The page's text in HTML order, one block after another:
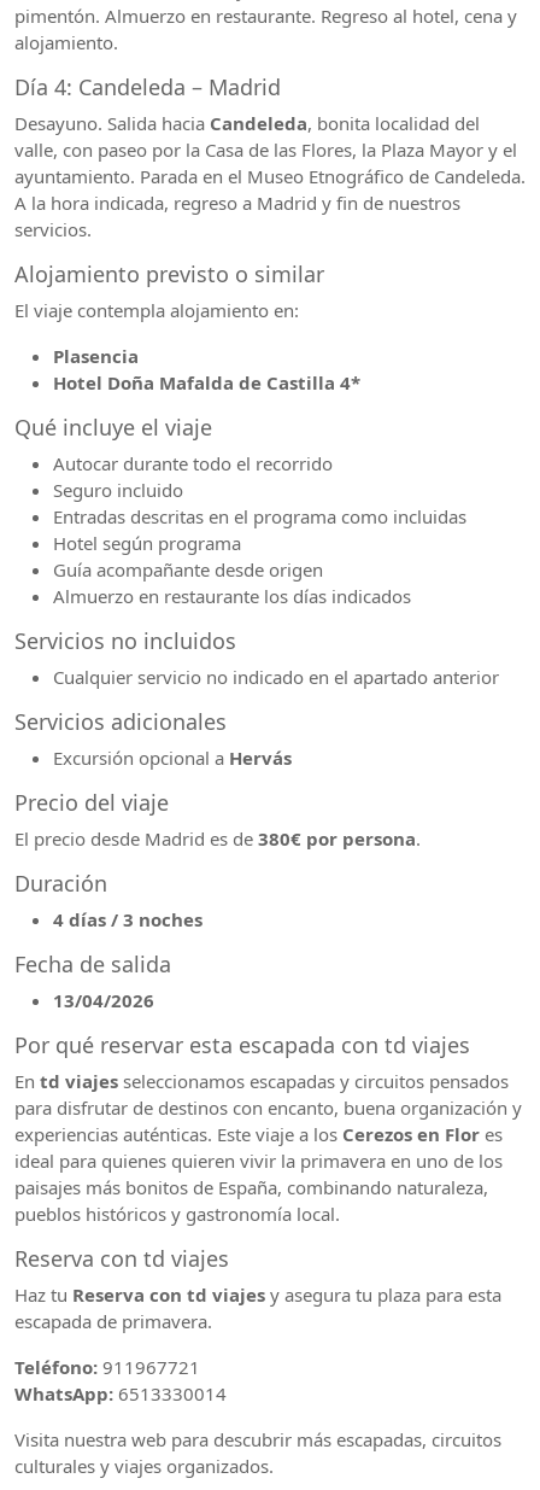
pimentón. Almuerzo en restaurante. Regreso al hotel, cena y
alojamiento.
Día 4: Candeleda – Madrid
Desayuno. Salida hacia Candeleda, bonita localidad del
valle, con paseo por la Casa de las Flores, la Plaza Mayor y el
ayuntamiento. Parada en el Museo Etnográfico de Candeleda.
A la hora indicada, regreso a Madrid y fin de nuestros
servicios.
Alojamiento previsto o similar
El viaje contempla alojamiento en:
Plasencia
Hotel Doña Mafalda de Castilla 4*
Qué incluye el viaje
Autocar durante todo el recorrido
Seguro incluido
Entradas descritas en el programa como incluidas
Hotel según programa
Guía acompañante desde origen
Almuerzo en restaurante los días indicados
Servicios no incluidos
Cualquier servicio no indicado en el apartado anterior
Servicios adicionales
Excursión opcional a Hervás
Precio del viaje
El precio desde Madrid es de 380€ por persona.
Duración
4 días / 3 noches
Fecha de salida
13/04/2026
Por qué reservar esta escapada con td viajes
En td viajes seleccionamos escapadas y circuitos pensados
para disfrutar de destinos con encanto, buena organización y
experiencias auténticas. Este viaje a los Cerezos en Flor es
ideal para quienes quieren vivir la primavera en uno de los
paisajes más bonitos de España, combinando naturaleza,
pueblos históricos y gastronomía local.
Reserva con td viajes
Haz tu Reserva con td viajes y asegura tu plaza para esta
escapada de primavera.
Teléfono: 911967721
WhatsApp: 6513330014
Visita nuestra web para descubrir más escapadas, circuitos
culturales y viajes organizados.